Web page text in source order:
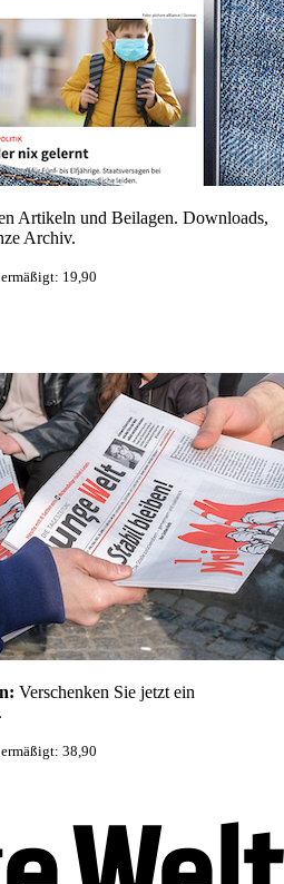
Artikeln und Beilagen. Downloads,
Archiv.
19,90
Verschenken Sie jetzt ein
38,90